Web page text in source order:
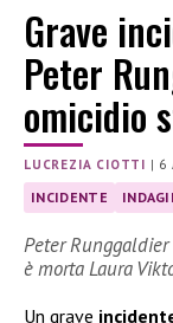
Grave
Peter
omicidio
LUCREZIA CIOTTI | 6
INCIDENTE
Peter
è morta Laura
Un grave